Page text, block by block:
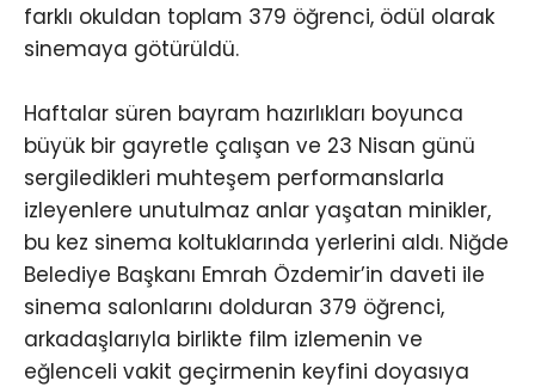
farklı okuldan toplam 379 öğrenci, ödül olarak
sinemaya götürüldü.
Haftalar süren bayram hazırlıkları boyunca
büyük bir gayretle çalışan ve 23 Nisan günü
sergiledikleri muhteşem performanslarla
izleyenlere unutulmaz anlar yaşatan minikler,
bu kez sinema koltuklarında yerlerini aldı. Niğde
Belediye Başkanı Emrah Özdemir’in daveti ile
sinema salonlarını dolduran 379 öğrenci,
arkadaşlarıyla birlikte film izlemenin ve
eğlenceli vakit geçirmenin keyfini doyasıya